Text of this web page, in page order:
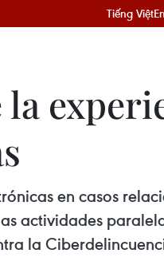
Tiếng Việt
en casos
actividades
la